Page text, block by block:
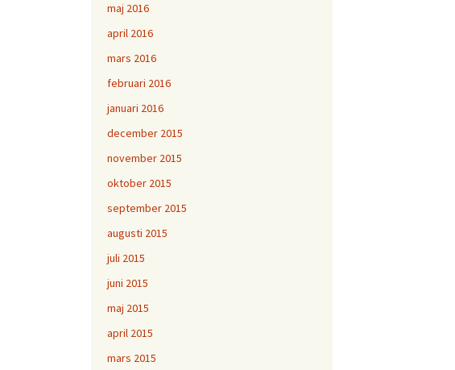
maj 2016
april 2016
mars 2016
februari 2016
januari 2016
december 2015
november 2015
oktober 2015
september 2015
augusti 2015
juli 2015
juni 2015
maj 2015
april 2015
mars 2015